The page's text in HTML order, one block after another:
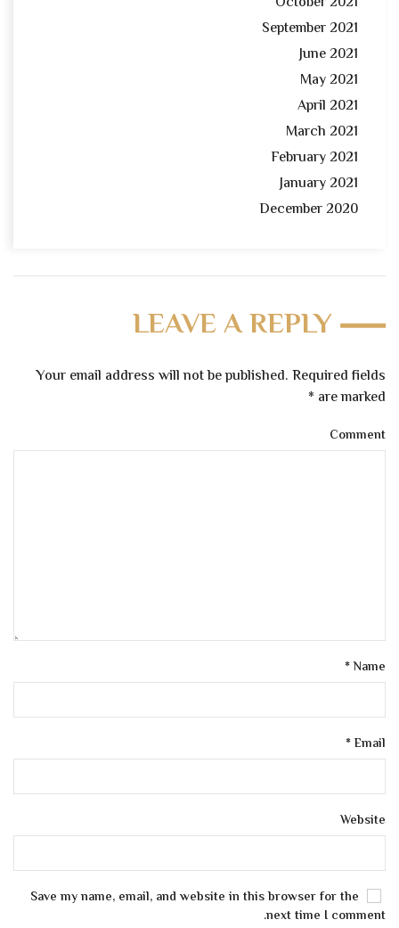
September 2021
June 2021
May 2021
April 2021
March 2021
February 2021
January 2021
December 2020
LEAVE A REPLY
Your email address will not be published. Required fields
are marked
*
Comment
Name
*
Email
*
Website
Save my name, email, and website in this browser for the
next time I comment.